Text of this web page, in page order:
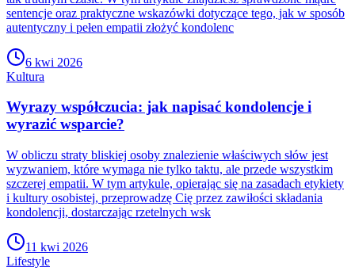
sentencje oraz praktyczne wskazówki dotyczące tego, jak w sposób
autentyczny i pełen empatii złożyć kondolenc
6 kwi 2026
Kultura
Wyrazy współczucia: jak napisać kondolencje i
wyrazić wsparcie?
W obliczu straty bliskiej osoby znalezienie właściwych słów jest
wyzwaniem, które wymaga nie tylko taktu, ale przede wszystkim
szczerej empatii. W tym artykule, opierając się na zasadach etykiety
i kultury osobistej, przeprowadzę Cię przez zawiłości składania
kondolencji, dostarczając rzetelnych wsk
11 kwi 2026
Lifestyle